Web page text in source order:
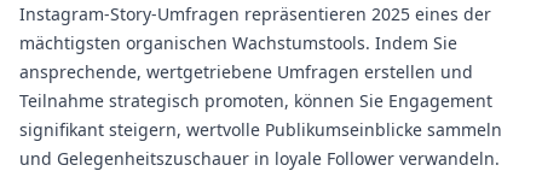
Instagram-Story-Umfragen repräsentieren 2025 eines der
mächtigsten organischen Wachstumstools. Indem Sie
ansprechende, wertgetriebene Umfragen erstellen und
Teilnahme strategisch promoten, können Sie Engagement
signifikant steigern, wertvolle Publikumseinblicke sammeln
und Gelegenheitszuschauer in loyale Follower verwandeln.